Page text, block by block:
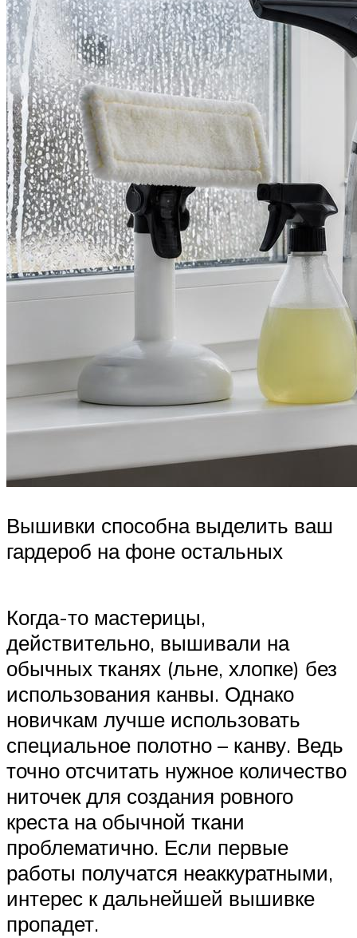
Вышивки способна выделить ваш
гардероб на фоне остальных
Когда-то мастерицы,
действительно, вышивали на
обычных тканях (льне, хлопке) без
использования канвы. Однако
новичкам лучше использовать
специальное полотно – канву. Ведь
точно отсчитать нужное количество
ниточек для создания ровного
креста на обычной ткани
проблематично. Если первые
работы получатся неаккуратными,
интерес к дальнейшей вышивке
пропадет.